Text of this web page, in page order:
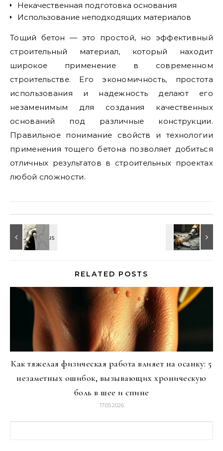
Некачественная подготовка основания
Использование неподходящих материалов
Тощий бетон — это простой, но эффективный
строительный материал, который находит
широкое применение в современном
строительстве. Его экономичность, простота
использования и надежность делают его
незаменимым для создания качественных
оснований под различные конструкции.
Правильное понимание свойств и технологии
применения тощего бетона позволяет добиться
отличных результатов в строительных проектах
любой сложности.
RELATED POSTS
Как тяжелая физическая работа влияет на осанку: 5
незаметных ошибок, вызывающих хроническую
боль в шее и спине
17.05.2026